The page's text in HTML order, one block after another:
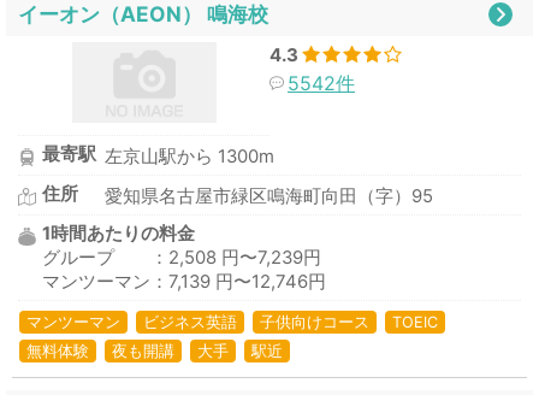
イーオン（AEON） 鳴海校
4.3
5542件
最寄駅 左京山駅から 1300m
住所
愛知県名古屋市緑区鳴海町向田（字）95
1時間あたりの料金
グループ ：2,508 円〜7,239円
マンツーマン：7,139 円〜12,746円
マンツーマン ビジネス英語 子供向けコース
TOEIC
無料体験
夜も開講 大手 駅近